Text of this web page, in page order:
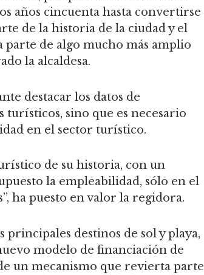
años cincuenta hasta convertirse
de la historia de la ciudad y el
de algo mucho más amplio
la alcaldesa.
destacar los datos de
sino que es necesario
en el sector turístico.
de su historia, con un
la empleabilidad, sólo en el
ha puesto en valor la regidora.
principales destinos de sol y playa,
modelo de financiación de
un mecanismo que revierta parte